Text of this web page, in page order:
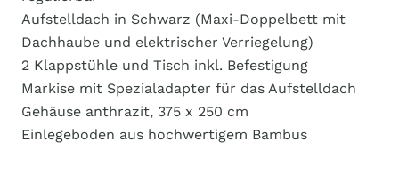
Aufstelldach in Schwarz (Maxi-Doppelbett mit
Dachhaube und elektrischer Verriegelung)
2 Klappstühle und Tisch inkl. Befestigung
Markise mit Spezialadapter für das Aufstelldach
Gehäuse anthrazit, 375 x 250 cm
Einlegeboden aus hochwertigem Bambus